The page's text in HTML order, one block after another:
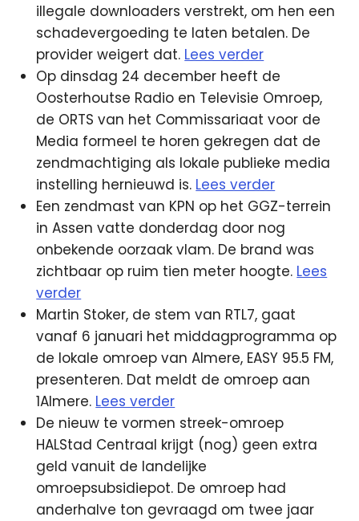
illegale downloaders verstrekt, om hen een
schadevergoeding te laten betalen. De
provider weigert dat. Lees verder
Op dinsdag 24 december heeft de
Oosterhoutse Radio en Televisie Omroep,
de ORTS van het Commissariaat voor de
Media formeel te horen gekregen dat de
zendmachtiging als lokale publieke media
instelling hernieuwd is. Lees verder
Een zendmast van KPN op het GGZ-terrein
in Assen vatte donderdag door nog
onbekende oorzaak vlam. De brand was
zichtbaar op ruim tien meter hoogte. Lees
verder
Martin Stoker, de stem van RTL7, gaat
vanaf 6 januari het middagprogramma op
de lokale omroep van Almere, EASY 95.5 FM,
presenteren. Dat meldt de omroep aan
1Almere. Lees verder
De nieuw te vormen streek-omroep
HALStad Centraal krijgt (nog) geen extra
geld vanuit de landelijke
omroepsubsidiepot. De omroep had
anderhalve ton gevraagd om twee jaar